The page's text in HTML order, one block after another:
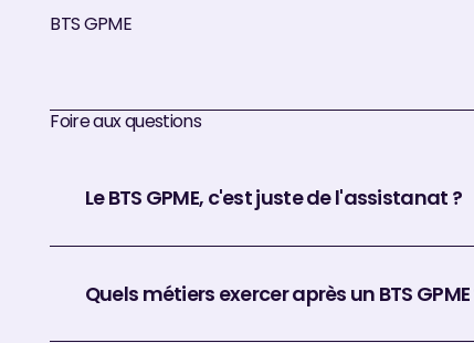
BTS GPME
Foire aux questions
Le BTS GPME, c'est juste de l'assistanat ?
Quels métiers exercer après un BTS GPME